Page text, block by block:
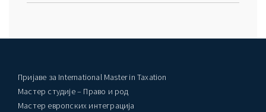
Пријаве за International Master in Taxation
Мастер студије – Право и род
Мастер европских интеграција